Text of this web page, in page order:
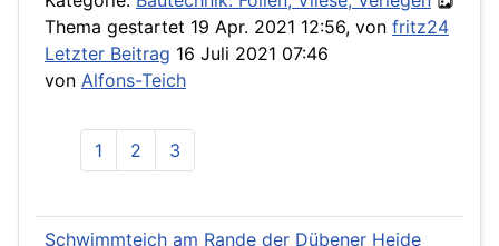
Thema gestartet 19 Apr. 2021 12:56, von fritz24
Letzter Beitrag 16 Juli 2021 07:46
von Alfons-Teich
1 2 3
Schwimmteich am Rande der Dübener Heide